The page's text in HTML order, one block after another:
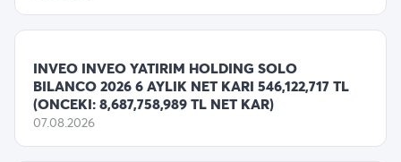
INVEO INVEO YATIRIM HOLDING SOLO
BILANCO 2026 6 AYLIK NET KARI 546,122,717 TL
(ONCEKI: 8,687,758,989 TL NET KAR)
07.08.2026